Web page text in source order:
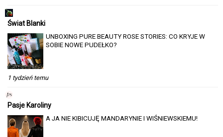
Świat Blanki
UNBOXING PURE BEAUTY ROSE STORIES: CO KRYJE W
SOBIE NOWE PUDEŁKO?
1 tydzień temu
Pasje Karoliny
A JA NIE KIBICUJĘ MANDARYNIE I WIŚNIEWSKIEMU!